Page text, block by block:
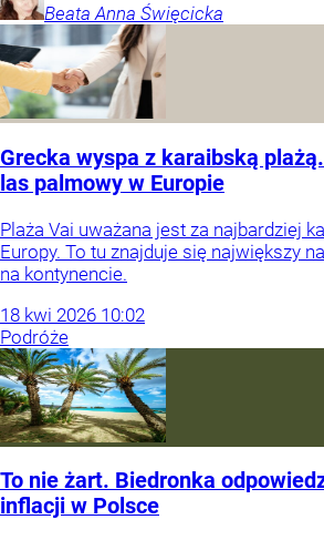
Beata Anna Święcicka
Grecka wyspa z karaibską
las palmowy w Europie
Plaża Vai uważana jest za najbardziej
Europy. To tu znajduje się największy
na kontynencie.
18 kwi 2026 10:02
Podróże
To nie żart. Biedronka
inflacji w Polsce